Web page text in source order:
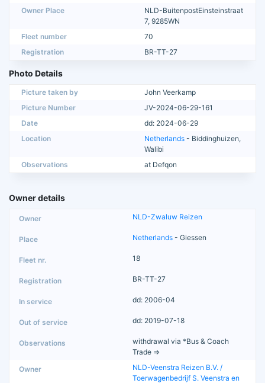
Owner Place
NLD-BuitenpostEinsteinstraat
7, 9285WN
Fleet number
70
Registration
BR-TT-27
Photo Details
Picture taken by
John Veerkamp
Picture Number
JV-2024-06-29-161
Date
dd: 2024-06-29
Location
Netherlands - Biddinghuizen,
Walibi
Observations
at Defqon
Owner details
NLD-Zwaluw Reizen
Netherlands - Giessen
18
BR-TT-27
dd: 2006-04
dd: 2019-07-18
withdrawal via *Bus & Coach
Trade =>
NLD-Veenstra Reizen B.V. /
Toerwagenbedrijf S. Veenstra en